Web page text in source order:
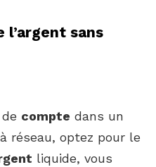
l’argent sans
compte dans un
à réseau, optez pour le
liquide, vous